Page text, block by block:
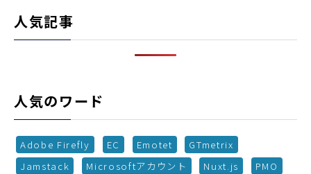
人気記事
人気のワード
Adobe Firefly EC Emotet
GTmetrix
Jamstack
Microsoftアカウント Nuxt.js
PMO